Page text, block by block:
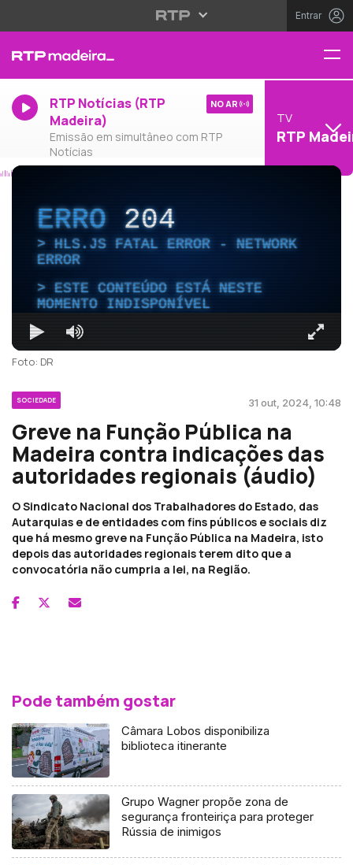
Entrar
RTP Notícias (RTP
Madeira)
Emissão em simultâneo com RTP
Notícias
NO AR
TV
RTP
ERRO204
HLS.JS FATAL ERROR - NETWORK
ERROR
ESTE CONTEÚDO ESTÁ NESTE
MOMENTO INDISPONÍVEL
Foto: DR
SOCIEDADE 31 out, 2024, 10:48
Greve na Função Pública na
Madeira contra indicações das
autoridades regionais (áudio)
O Sindicato Nacional dos Trabalhadores do Estado, das
Autarquias e de entidades com fins públicos e sociais diz
que há mesmo greve na Função Pública na Madeira, isto
depois das autoridades regionais terem dito que a
convocatória não cumpria a lei, na Região.
Pode também gostar
Câmara Lobos disponibiliza
biblioteca itinerante
Grupo Wagner propõe zona de
segurança fronteiriça para proteger
Rússia de inimigos